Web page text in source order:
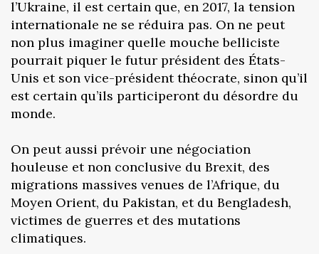
l’Ukraine, il est certain que, en 2017, la tension
internationale ne se réduira pas. On ne peut
non plus imaginer quelle mouche belliciste
pourrait piquer le futur président des États-
Unis et son vice-président théocrate, sinon qu’il
est certain qu’ils participeront du désordre du
monde.
On peut aussi prévoir une négociation
houleuse et non conclusive du Brexit, des
migrations massives venues de l’Afrique, du
Moyen Orient, du Pakistan, et du Bengladesh,
victimes de guerres et des mutations
climatiques.